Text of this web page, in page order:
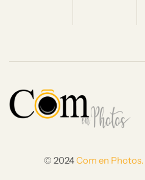
© 2024Com en Photos.